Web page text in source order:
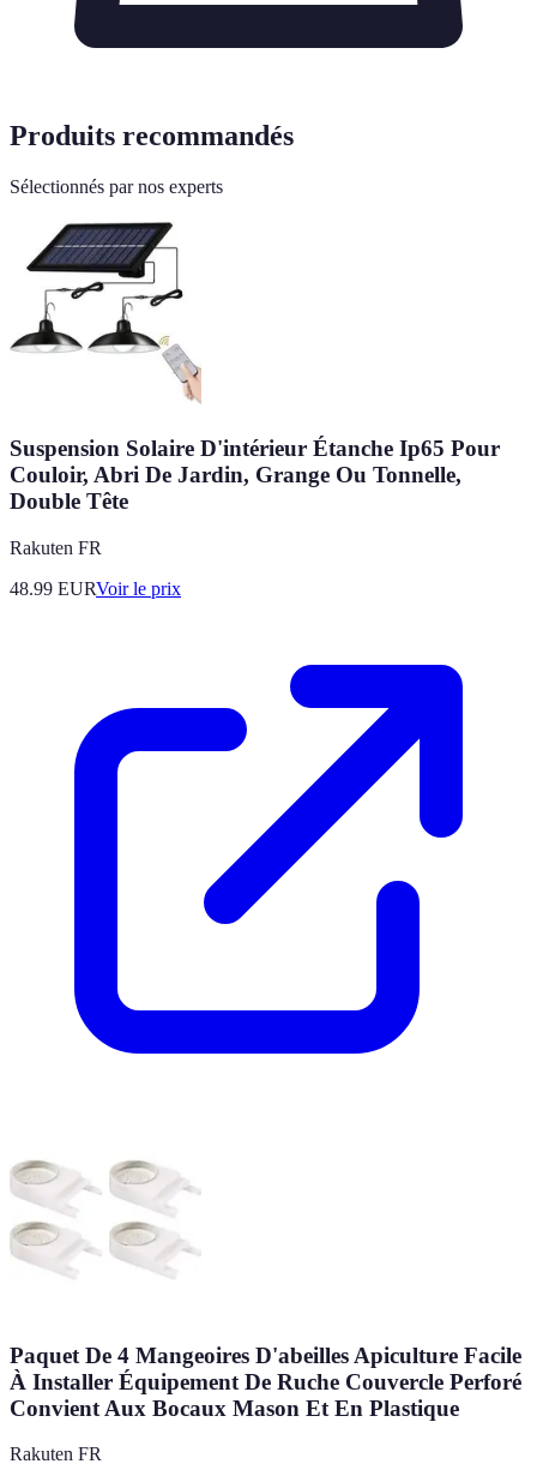
Produits recommandés
Sélectionnés par nos experts
Suspension Solaire D'intérieur Étanche Ip65 Pour
Couloir, Abri De Jardin, Grange Ou Tonnelle,
Double Tête
Rakuten FR
48.99 EURVoir le prix
Paquet De 4 Mangeoires D'abeilles Apiculture Facile
À Installer Équipement De Ruche Couvercle Perforé
Convient Aux Bocaux Mason Et En Plastique
Rakuten FR